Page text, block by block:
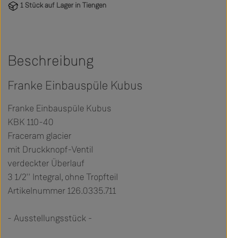
1 Stück auf Lager in Tiengen
Beschreibung
Franke Einbauspüle Kubus
Franke Einbauspüle Kubus
KBK 110-40
Fraceram glacier
mit Druckknopf-Ventil
verdeckter Überlauf
3 1/2'' Integral, ohne Tropfteil
Artikelnummer 126.0335.711
- Ausstellungsstück -